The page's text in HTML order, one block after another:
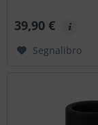
39,90 €
Segnalibro